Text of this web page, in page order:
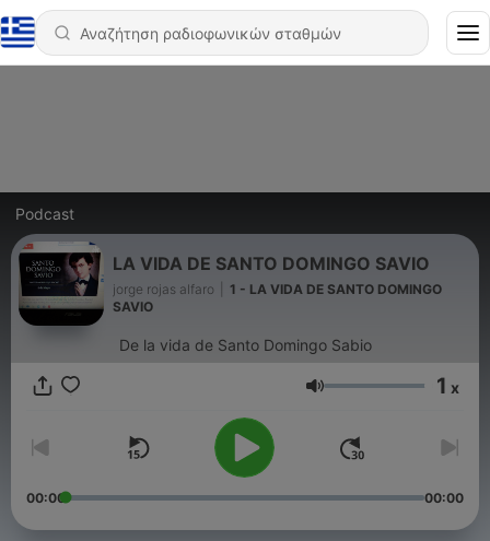
Podcast
LA VIDA DE SANTO DOMINGO SAVIO
jorge rojas alfaro
1 - LA VIDA DE SANTO DOMINGO
SAVIO
De la vida de Santo Domingo Sabio
Ένταση 1 x
00:00 00:00